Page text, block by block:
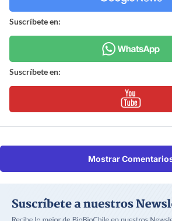
Suscríbete en:
Suscríbete en:
Mostrar